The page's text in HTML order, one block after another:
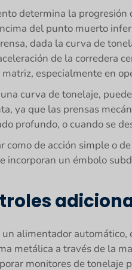
determina la
del punto muerto
dada la curva de
de la corredera
especialmente en
curva de tonelaje,
ya que las prensas
profundo, o cuando se
de acción simple o
incorporan un émbolo
alimentador
metálica a través de la
monitores de tonelaje